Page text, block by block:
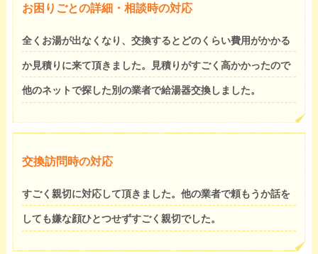
お困りごとの詳細・相談時の対応
全くお湯が出なくなり、交換するとどのくらい費用がかかる
か見積りに来て頂きました。見積りがすごく高かかったので
他のネットで探した別の業者で給湯器交換しました。
交換訪問時の対応
すごく親切に対応して頂きました。他の業者で頼もうか話を
しても嫌な顔ひとつせずすごく親切でした。